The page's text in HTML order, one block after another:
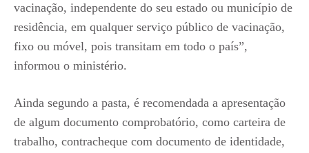
vacinação, independente do seu estado ou município de
residência, em qualquer serviço público de vacinação,
fixo ou móvel, pois transitam em todo o país”,
informou o ministério.
Ainda segundo a pasta, é recomendada a apresentação
de algum documento comprobatório, como carteira de
trabalho, contracheque com documento de identidade,